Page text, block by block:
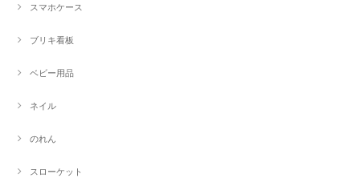
スマホケース
ブリキ看板
ベビー用品
ネイル
のれん
スローケット